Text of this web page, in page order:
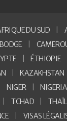
DU SUD
ÉTHIOPIE
KAZAKHSTAN
NIGER NIGERIA
TCHAD
VISAS